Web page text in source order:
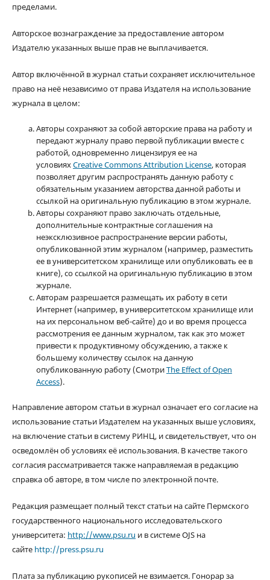
пределами.
Авторское вознаграждение за предоставление автором
Издателю указанных выше прав не выплачивается.
Автор включённой в журнал статьи сохраняет исключительное
право на неё независимо от права Издателя на использование
журнала в целом:
Авторы сохраняют за собой авторские права на работу и
передают журналу право первой публикации вместе с
работой, одновременно лицензируя ее на
условияхCreative Commons Attribution License, которая
позволяет другим распространять данную работу с
обязательным указанием авторства данной работы и
ссылкой на оригинальную публикацию в этом журнале.
Авторы сохраняют право заключать отдельные,
дополнительные контрактные соглашения на
неэксклюзивное распространение версии работы,
опубликованной этим журналом (например, разместить
ее в университетском хранилище или опубликовать ее в
книге), со ссылкой на оригинальную публикацию в этом
журнале.
Авторам разрешается размещать их работу в сети
Интернет (например, в университетском хранилище или
на их персональном веб-сайте) до и во время процесса
рассмотрения ее данным журналом, так как это может
привести к продуктивному обсуждению, а также к
большему количеству ссылок на данную
опубликованную работу (СмотриThe Effect of Open
Access).
Направление автором статьи в журнал означает его согласие на
использование статьи Издателем на указанных выше условиях,
на включение статьи в систему РИНЦ, и свидетельствует, что он
осведомлён об условиях её использования. В качестве такого
согласия рассматривается также направляемая в редакцию
справка об авторе, в том числе по электронной почте.
Редакция размещает полный текст статьи на сайте Пермского
государственного национального исследовательского
университета: http://www.psu.ru и в системе OJS на
сайте http://press.psu.ru
Плата за публикацию рукописей не взимается. Гонорар за